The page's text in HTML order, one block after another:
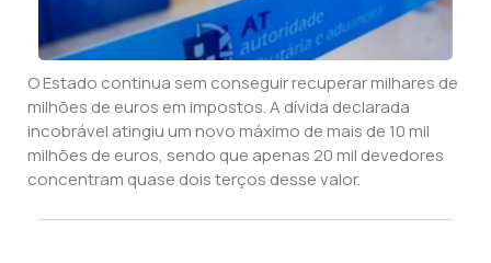
O Estado continua sem conseguir recuperar milhares de
milhões de euros em impostos. A dívida declarada
incobrável atingiu um novo máximo de mais de 10 mil
milhões de euros, sendo que apenas 20 mil devedores
concentram quase dois terços desse valor.